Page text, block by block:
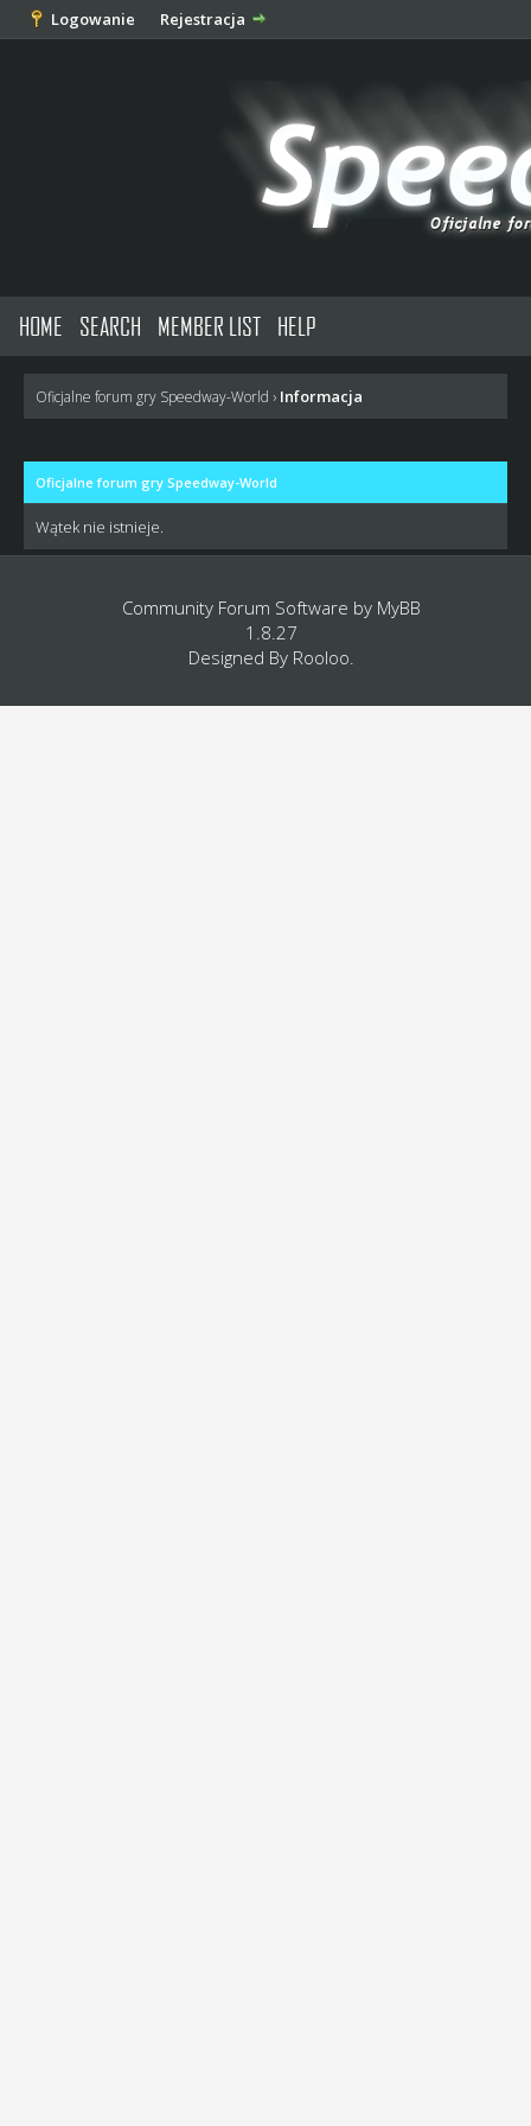
Logowanie Rejestracja
HOME SEARCH MEMBER LIST HELP
Oficjalne forum gry Speedway-World › Informacja
Oficjalne forum gry Speedway-World
Wątek nie istnieje.
Community Forum Software by MyBB
1.8.27
Designed By Rooloo.